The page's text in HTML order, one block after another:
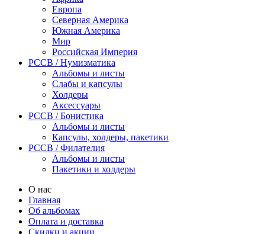
Европа
Северная Америка
Южная Америка
Мир
Российская Империя
PCCB / Нумизматика
Альбомы и листы
Слабы и капсулы
Холдеры
Аксессуары
PCCB / Бонистика
Альбомы и листы
Капсулы, холдеры, пакетики
PCCB / Филателия
Альбомы и листы
Пакетики и холдеры
О нас
Главная
Об альбомах
Оплата и доставка
Скидки и акции